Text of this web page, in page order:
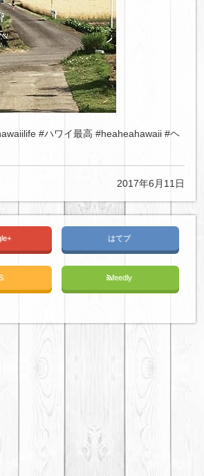
#ハワイ最高 #heaheahawaii #ヘ
2017年6月11日
はてブ
feedly